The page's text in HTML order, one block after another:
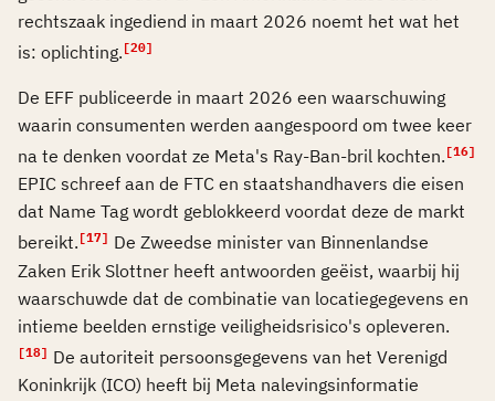
rechtszaak ingediend in maart 2026 noemt het wat het
is: oplichting. [20]
De EFF publiceerde in maart 2026 een waarschuwing
waarin consumenten werden aangespoord om twee keer
na te denken voordat ze Meta's Ray-Ban-bril kochten. [16]
EPIC schreef aan de FTC en staatshandhavers die eisen
dat Name Tag wordt geblokkeerd voordat deze de markt
bereikt. [17] De Zweedse minister van Binnenlandse
Zaken Erik Slottner heeft antwoorden geëist, waarbij hij
waarschuwde dat de combinatie van locatiegegevens en
intieme beelden ernstige veiligheidsrisico's opleveren.
[18] De autoriteit persoonsgegevens van het Verenigd
Koninkrijk (ICO) heeft bij Meta nalevingsinformatie